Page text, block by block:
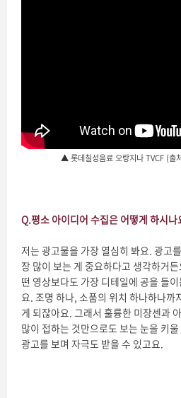
▲ 롯데칠성음료 오랑지나 TVCF (출
Q.평소 아이디어 수집은 어떻게 하시나
저는 광고물을 가장 열심히 봐요. 광고
장 많이 보는 게 중요하다고 생각하거
떤 영상보다도 가장 디테일에 공을 들
요. 조명 하나, 소품의 위치 하나하나까
게 되잖아요. 그래서 훌륭한 미장센과
많이 접하는 것만으로도 보는 눈을 키
광고를 보며 자극도 받을 수 있고요.